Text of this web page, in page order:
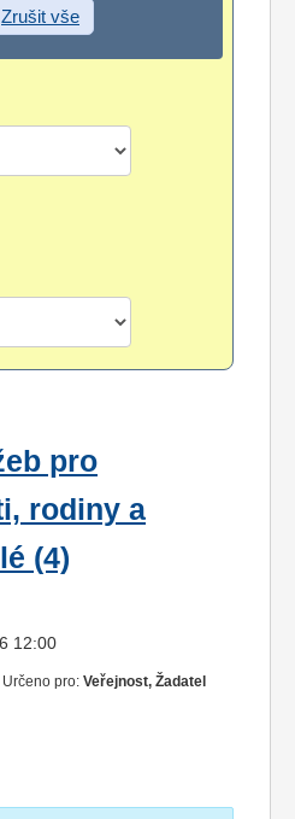
Zrušit vše
pro
rodiny a
(4)
12:00
Určeno pro: Veřejnost, Žadatel